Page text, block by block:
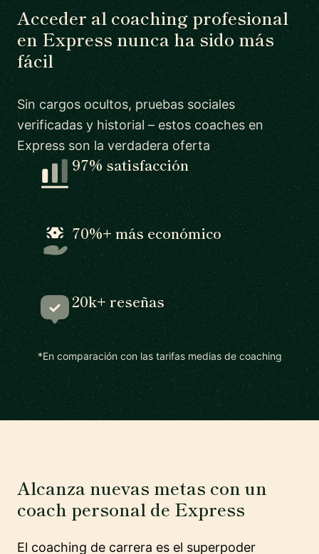
Acceder al coaching profesional
en Express nunca ha sido más
fácil
Sin cargos ocultos, pruebas sociales
verificadas y historial – estos coaches en
Express son la verdadera oferta
97% satisfacción
70%+ más económico
20k+ reseñas
*En comparación con las tarifas medias de coaching
Alcanza nuevas metas con un
coach personal de Express
El coaching de carrera es el superpoder